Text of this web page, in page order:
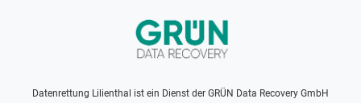
Datenrettung Lilienthal ist ein Dienst der GRÜN Data Recovery GmbH